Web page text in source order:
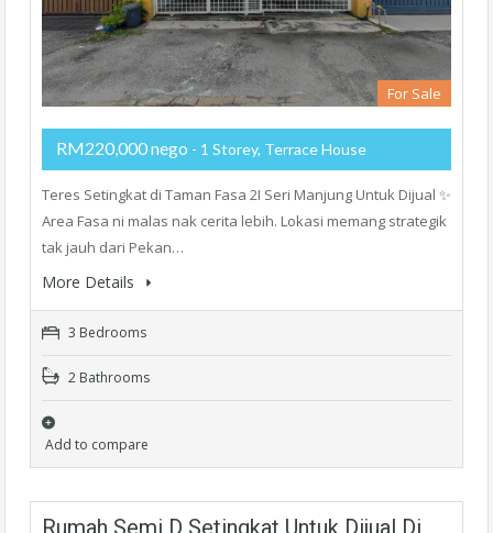
For Sale
RM220,000 nego - 1 Storey, Terrace House
Teres Setingkat di Taman Fasa 2I Seri Manjung Untuk Dijual ✨
Area Fasa ni malas nak cerita lebih. Lokasi memang strategik
tak jauh dari Pekan…
More Details
3 Bedrooms
2 Bathrooms
Add to compare
Rumah Semi D Setingkat Untuk Dijual Di